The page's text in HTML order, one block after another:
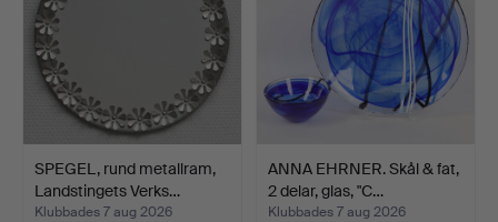
SPEGEL, rund metallram,
Landstingets Verks…
Klubbades 7 aug 2026
ANNA EHRNER. Skål & fat,
2 delar, glas, "C…
Klubbades 7 aug 2026